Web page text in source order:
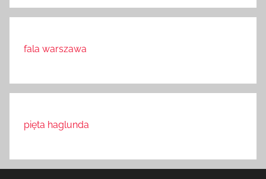
fala warszawa
pięta haglunda